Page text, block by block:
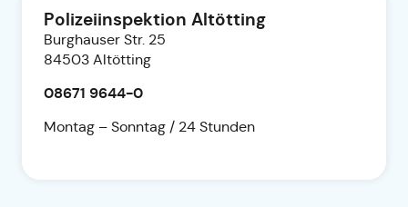
Polizeiinspektion Altötting
Burghauser Str. 25
84503 Altötting
08671 9644-0
Montag – Sonntag / 24 Stunden